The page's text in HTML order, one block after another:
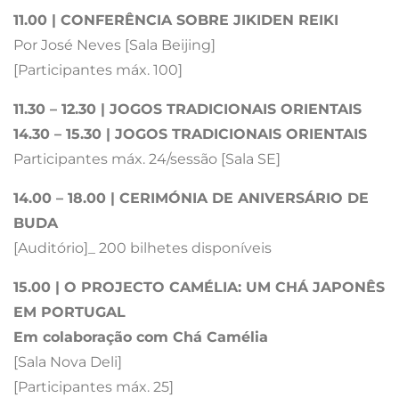
11.00 | CONFERÊNCIA SOBRE JIKIDEN REIKI
Por José Neves [Sala Beijing]
[Participantes máx. 100]
11.30 – 12.30 | JOGOS TRADICIONAIS ORIENTAIS
14.30 – 15.30 | JOGOS TRADICIONAIS ORIENTAIS
Participantes máx. 24/sessão [Sala SE]
14.00 – 18.00 | CERIMÓNIA DE ANIVERSÁRIO DE
BUDA
[Auditório]_ 200 bilhetes disponíveis
15.00 | O PROJECTO CAMÉLIA: UM CHÁ JAPONÊS
EM PORTUGAL
Em colaboração com Chá Camélia
[Sala Nova Deli]
[Participantes máx. 25]